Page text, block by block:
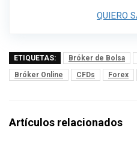
QUIERO
ETIQUETAS: Bróker de Bolsa
Bróker Online
CFDs Forex
Artículos relacionados